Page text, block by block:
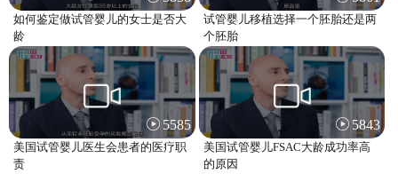
如何鉴定做试管婴儿的女士是否大
龄
试管婴儿移植选择一个胚胎还是两
个胚胎
5585
美国试管婴儿医生会患者的医疗职
责
5843
美国试管婴儿FSAC大龄成功率高
的原因